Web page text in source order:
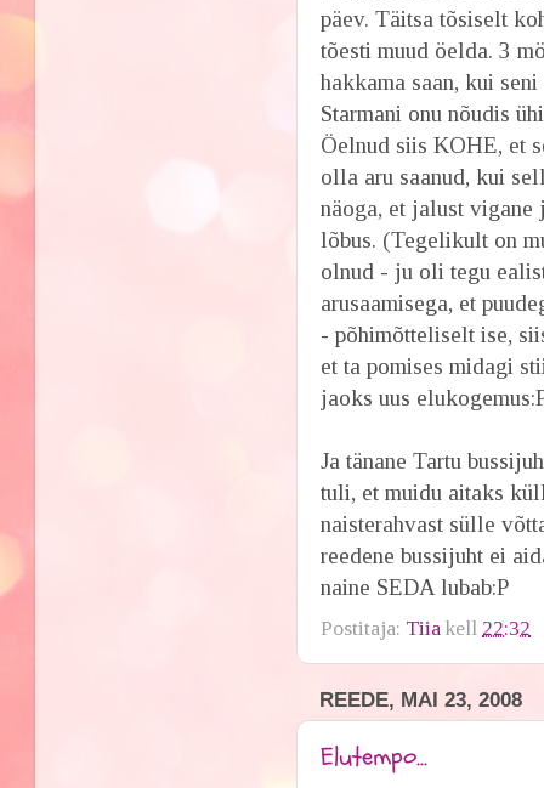
päev. Täitsa tõsiselt
tõesti muud öelda. 3
hakkama saan, kui
Starmani onu nõudis
Öelnud siis KOHE, et
olla aru saanud, kui
näoga, et jalust vigane
lõbus. (Tegelikult on
olnud - ju oli tegu
arusaamisega, et
- põhimõtteliselt ise,
et ta pomises midagi
jaoks uus
Ja tänane Tartu
tuli, et muidu aitaks
naisterahvast sülle
reedene bussijuht ei
naine SEDA lubab:P
Postitaja: Tiia kell 22:32
REEDE, MAI 23, 2008
Elutempo...